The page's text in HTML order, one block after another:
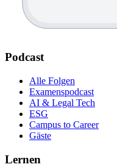
Podcast
Alle Folgen
Examenspodcast
AI & Legal Tech
ESG
Campus to Career
Gäste
Lernen